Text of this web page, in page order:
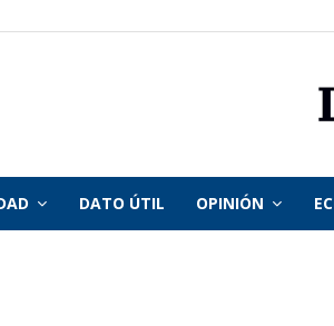
DATO ÚTIL OPINIÓN